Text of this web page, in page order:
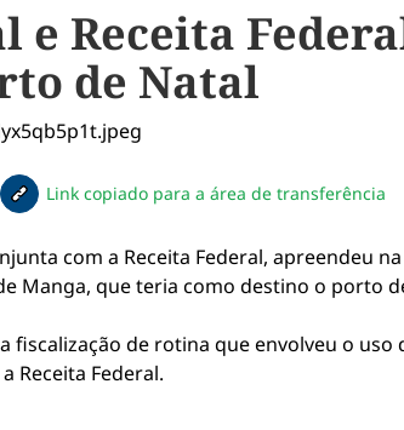
e Receita
de Natal
facebook
no twitter
pelo email
Copiar link da notícia
Link copiado para a área de transferência
com a Receita Federal, apreendeu
Manga, que teria como destino o porto
de rotina que envolveu o uso
Receita Federal.